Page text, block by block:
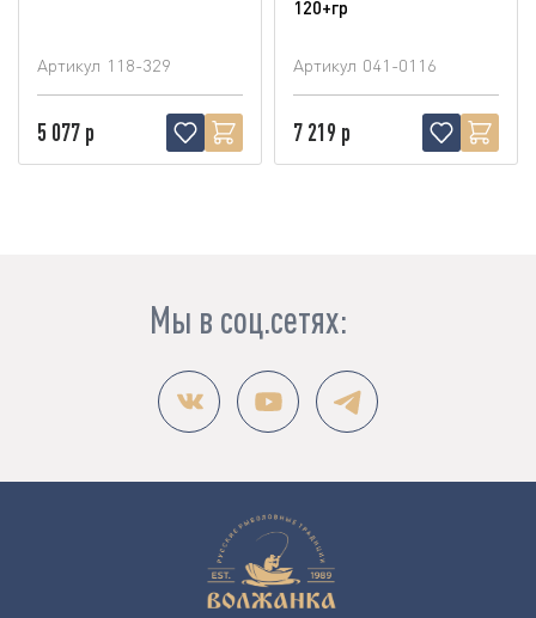
Артикул 118-329
5 077 р
120+гр
Артикул 041-0116
7 219 р
Мы в соц.сетях: